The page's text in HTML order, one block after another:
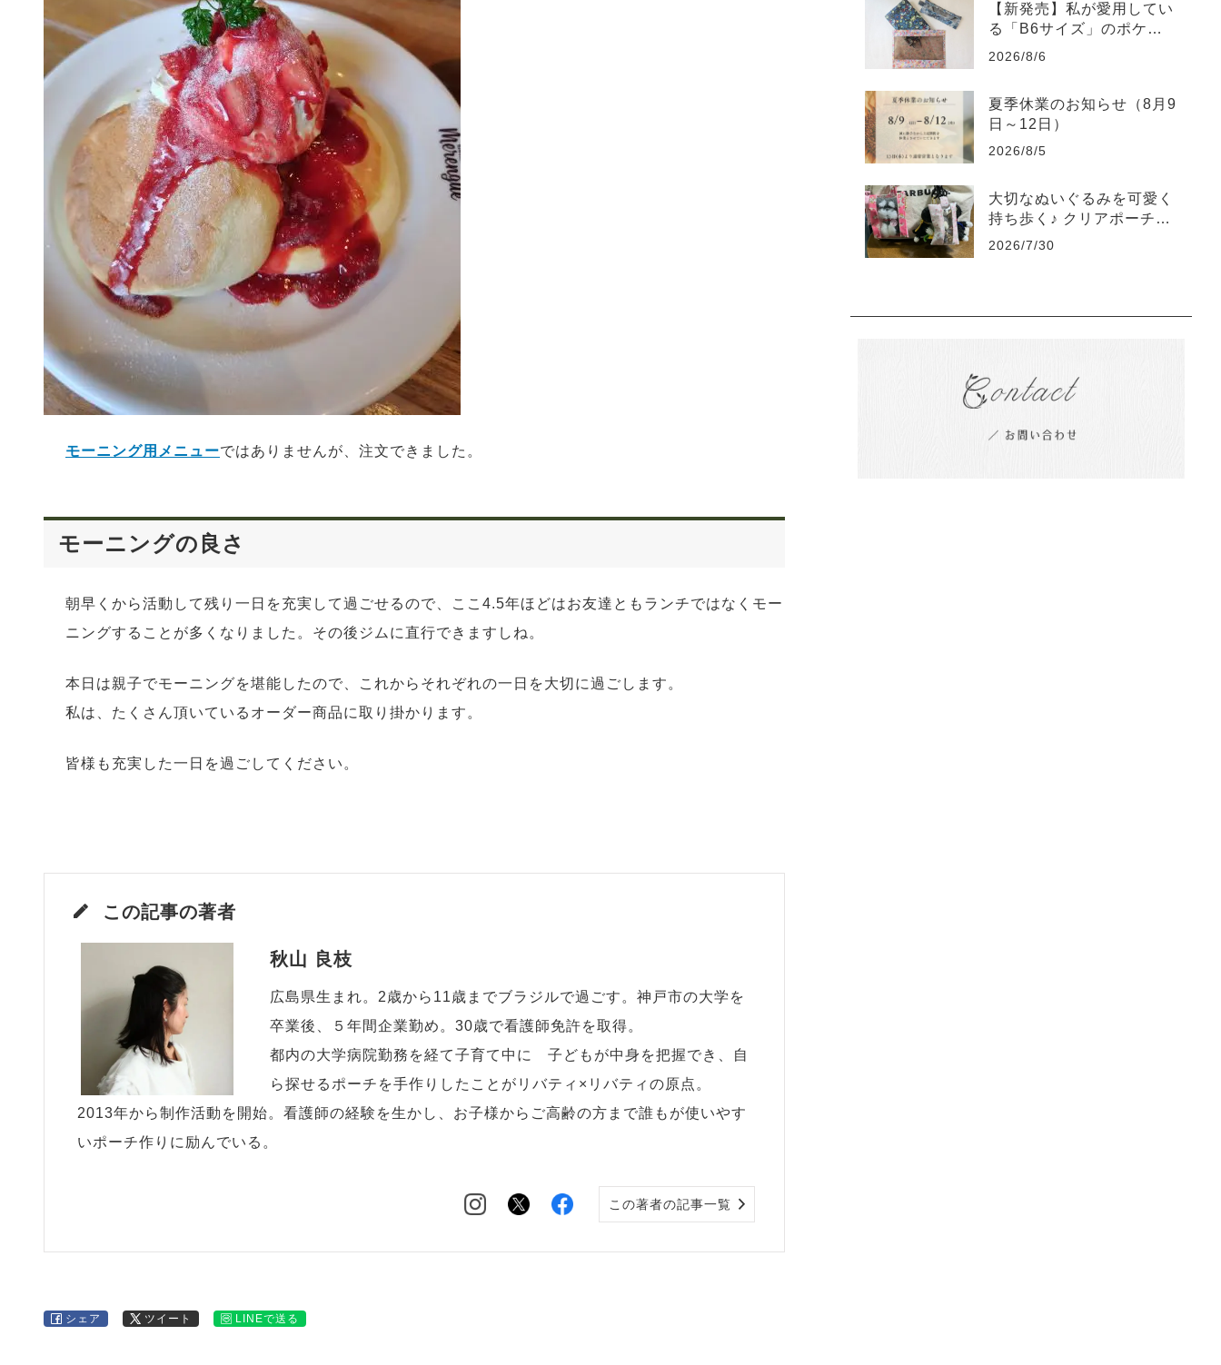
モーニング用メニューではありませんが、注文できました。
モーニングの良さ
朝早くから活動して残り一日を充実して過ごせるので、ここ4.5年ほどはお友達ともランチではなくモー
ニングすることが多くなりました。その後ジムに直行できますしね。
本日は親子でモーニングを堪能したので、これからそれぞれの一日を大切に過ごします。
私は、たくさん頂いているオーダー商品に取り掛かります。
皆様も充実した一日を過ごしてください。
この記事の著者
秋山 良枝
広島県生まれ。2歳から11歳までブラジルで過ごす。神戸市の大学を
卒業後、５年間企業勤め。30歳で看護師免許を取得。
都内の大学病院勤務を経て子育て中に 子どもが中身を把握でき、自
ら探せるポーチを手作りしたことがリバティ×リバティの原点。
2013年から制作活動を開始。看護師の経験を生かし、お子様からご高齢の方まで誰もが使いやす
いポーチ作りに励んでいる。
この著者の記事一覧
シェア ツイート LINEで送る
【新発売】私が愛用してい
る「B6サイズ」のポケッ
トポーチを販売します
2026/8/6
夏季休業のお知らせ（8月9
日～12日）
2026/8/5
大切なぬいぐるみを可愛く
持ち歩く♪ クリアポーチの
素敵な使い方をご紹介
2026/7/30